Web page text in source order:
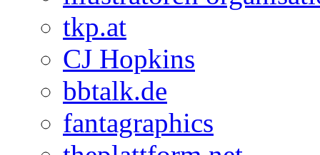
tkp.at
CJ Hopkins
bbtalk.de
fantagraphics